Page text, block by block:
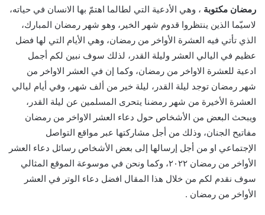
رمضان مكتوبة ، وهي الأدعية التي لطالما اهتمّ بها الانسان في حياته،
لاسيّما الذين ينتظروا قدوم شهر الخير، وهو شهر رمضان المبارك،
الذي تأتي فيه العشرة الأواخر من رمضان، وهي الأيام التي لها فضل
عظيم في اليالي العشر وليلة القدر، لذلك سوف نبين لكم أجمل
ادعية للعشرة الاواخر من رمضان، وكما إن في العشر الاواخر من
شهر رمضان توجد ليلة القدر، ليلة خير من ألف شهر، وفي أيام ليالي
العشرة الأخيرة من شهر رمضنا يتحرى المسلمين عن ليلة القدر،
ويبحث البعض من الأشخاص حول دعاء العشر الاواخر من رمضان
مفاتيح الجنان، وذلك من أجل مشاركتها عبر مواقع التواصل
الإجتماعي او من أجل إرسالها إلى بعض الأشخاص رسائل دعاء العشر
الأواخر من رمضان ٢٠٢٢، وكما ونحن في موسوعة الموقع المثالي
سوف نقدم لكم من خلال هذا المقال افضل دعاء الوتر في العشر
الأواخر من رمضان .